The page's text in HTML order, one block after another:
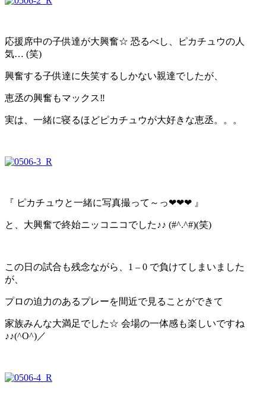
応援席中の子供達が大興奮☆ 恐るべし、ピカチュウの人
気… (笑)
興奮する子供達に失笑するしかない親達でしたが、
恵丞の興奮もマックス‼
実は、一緒に寝るほどピカチュウが大好きな恵丞。。。
『 ピカチュウと一緒に写真撮って～っ❤❤❤ 』
と、大興奮で終始ニッコニコでした♪♪ (#^.^#)(笑)
この日の試合も残念ながら、1 – 0 で負けてしまいました
が、
プロの迫力のあるプレーを間近で見ることができて
家族みんな大満足でした☆ 会場の一体感も楽しいですね
♪♪(^O^)／